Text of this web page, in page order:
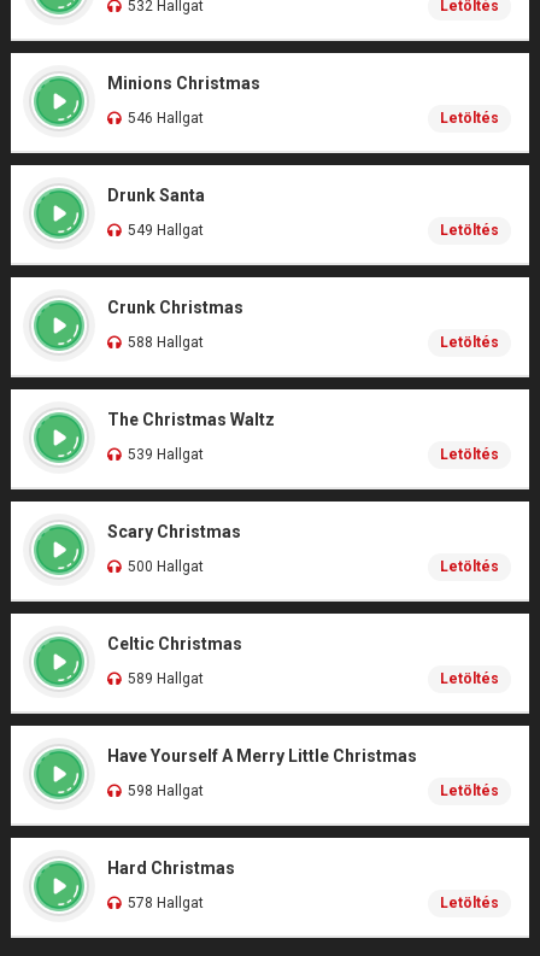
532 Hallgat Letöltés
Minions Christmas
546 Hallgat Letöltés
Drunk Santa
549 Hallgat Letöltés
Crunk Christmas
588 Hallgat Letöltés
The Christmas Waltz
539 Hallgat Letöltés
Scary Christmas
500 Hallgat Letöltés
Celtic Christmas
589 Hallgat Letöltés
Have Yourself A Merry Little Christmas
598 Hallgat Letöltés
Hard Christmas
578 Hallgat Letöltés